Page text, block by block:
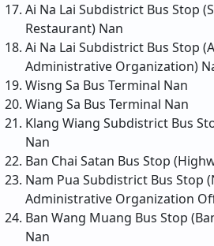
Ai Na Lai Subdistrict Bus Stop
Restaurant) Nan
Ai Na Lai Subdistrict Bus Stop
Administrative Organization)
Wisng Sa Bus Terminal Nan
Wiang Sa Bus Terminal Nan
Klang Wiang Subdistrict Bus
Nan
Ban Chai Satan Bus Stop
Nam Pua Subdistrict Bus Stop
Administrative Organization
Ban Wang Muang Bus Stop
Nan